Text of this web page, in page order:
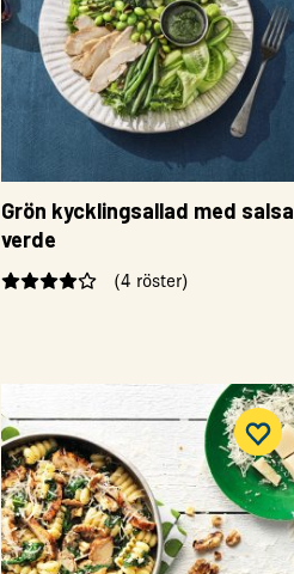
Grön kycklingsallad med salsa
verde
(4 röster)